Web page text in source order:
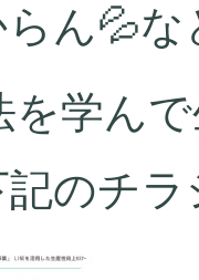
ん💦な
を学ん
のチ